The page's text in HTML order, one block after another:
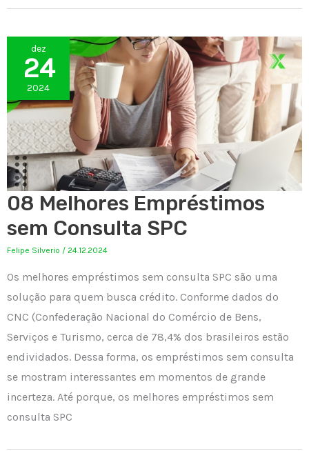
dez
24
2024
08 Melhores Empréstimos
sem Consulta SPC
Felipe Silverio / 24.12.2024
Os melhores empréstimos sem consulta SPC são uma
solução para quem busca crédito. Conforme dados do
CNC (Confederação Nacional do Comércio de Bens,
Serviços e Turismo, cerca de 78,4% dos brasileiros estão
endividados. Dessa forma, os empréstimos sem consulta
se mostram interessantes em momentos de grande
incerteza. Até porque, os melhores empréstimos sem
consulta SPC